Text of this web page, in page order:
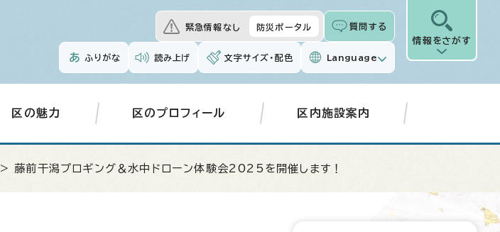
緊急情報なし 防災ポータル 質問する
ふりがな 読み上げ 文字サイズ・配色 Language
情報をさがす
区の魅力 区のプロフィール 区内施設案内
> 藤前干潟プロギング＆水中ドローン体験会2025を開催します！